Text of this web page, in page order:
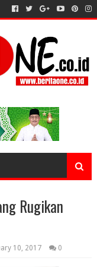
Rugikan
10, 2017 0